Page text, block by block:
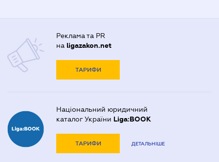
Реклама та PR
на ligazakon.net
ТАРИФИ
Національний юридичний
каталог України Liga:BOOK
ТАРИФИ ДЕТАЛЬНІШЕ